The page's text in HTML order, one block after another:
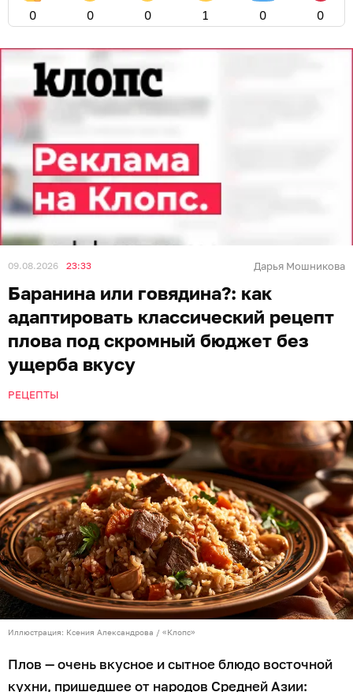
0 0 0 1 0 0
09.08.2026 23:33 Дарья Мошникова
Баранина или говядина?: как
адаптировать классический рецепт
плова под скромный бюджет без
ущерба вкусу
РЕЦЕПТЫ
Иллюстрация: Ксения Александрова / «Клопс»
Плов — очень вкусное и сытное блюдо восточной
кухни, пришедшее от народов Средней Азии: